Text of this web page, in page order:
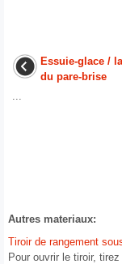
Essuie-glace /
du pare-brise
Autres materiaux:
Tiroir de rangement
Pour ouvrir le tiroir,